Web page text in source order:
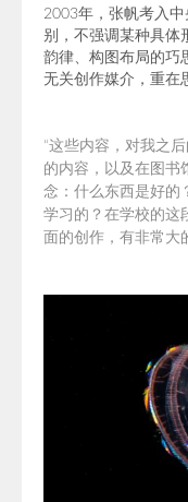
2003年，张帆考入中
别，不强调某种具体
韵律、构图布局的巧
无关创作媒介，重在
“这些内容，对我之
的内容，以及在图书
念：什么东西是好的
学习的？在学校的这
面的创作，有非常大